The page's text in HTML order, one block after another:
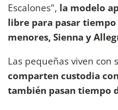
Escalones", la modelo
libre para pasar tiempo
menores, Sienna y
Las pequeñas viven con
comparten custodia
también pasan tiempo